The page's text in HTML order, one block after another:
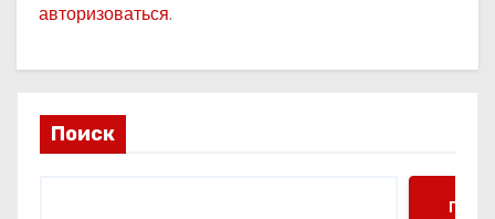
авторизоваться.
Поиск
Поиск